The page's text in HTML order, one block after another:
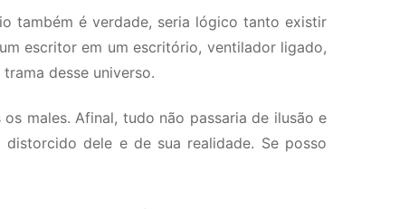
também é verdade, seria lógico tanto existir
escritor em um escritório, ventilador ligado,
desse universo.
males. Afinal, tudo não passaria de ilusão e
dele e de sua realidade. Se posso